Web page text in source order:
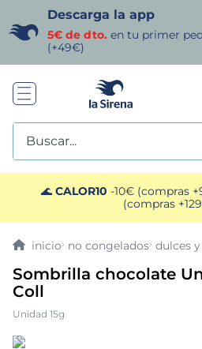
Descarga la app
5€ de dto. en tu primer
(+49€)
Buscar...
🌊 CALOR10 -10€ (compras
(compras
no congelados dulces
Sombrilla chocolate
Coll
Unidad 15g
TÉRMINOS MÁS BUSCADOS
1. helados sirena
gambas
3
4.